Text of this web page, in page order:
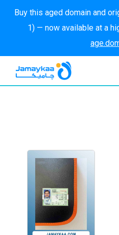
Buy this aged domain and
1) — now available at a